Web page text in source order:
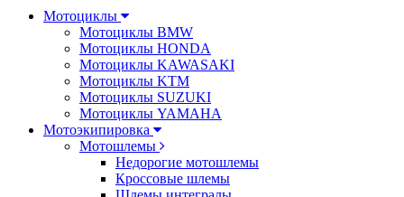
Мотоциклы
Мотоциклы BMW
Мотоциклы HONDA
Мотоциклы KAWASAKI
Мотоциклы KTM
Мотоциклы SUZUKI
Мотоциклы YAMAHA
Мотоэкипировка
Мотошлемы
Недорогие мотошлемы
Кроссовые шлемы